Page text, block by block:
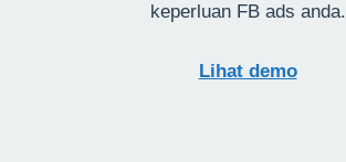
keperluan FB ads anda.
Lihat demo